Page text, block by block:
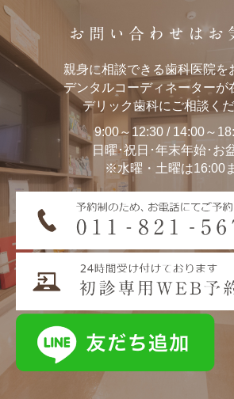
お問い合わせはお
親身に相談できる歯科医院を
デンタルコーディネーターが
デリック歯科にご相談くだ
9:00～12:30 / 14:00～
日曜･祝日･年末年始･お
※水曜・土曜は16:00